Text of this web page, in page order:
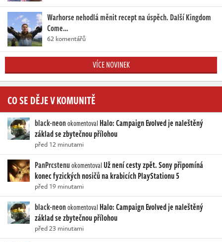
Warhorse nehodlá měnit recept na úspěch. Další Kingdom
Come…
62 komentářů
VÍCE NOVINEK
CO SE DĚJE V KOMUNITĚ
black-neonokomentoval Halo: Campaign Evolved je naleštěný
základ se zbytečnou přílohou
před 12 minutami
PanPrcstenuokomentovalUž není cesty zpět. Sony připomíná
konec fyzických nosičů na krabicích PlayStationu 5
před 19 minutami
black-neonokomentoval Halo: Campaign Evolved je naleštěný
základ se zbytečnou přílohou
před 23 minutami